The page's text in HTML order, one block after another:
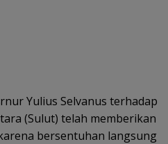
Yulius Selvanus terhadap
(Sulut) telah memberikan
bersentuhan langsung